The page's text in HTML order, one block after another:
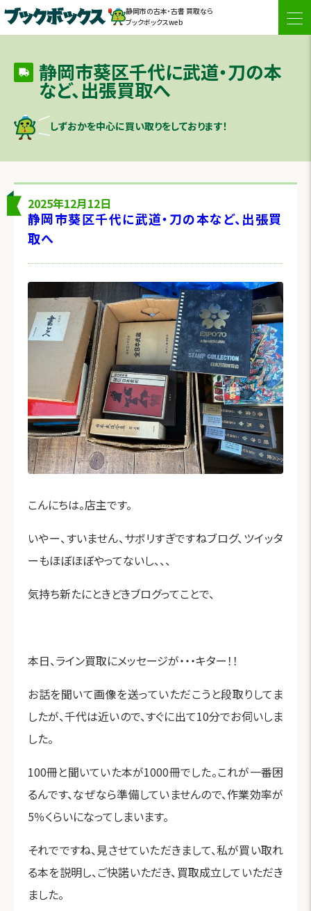
静岡市の古本・古書 買取なら
ブックボックスweb
静岡市葵区千代に武道・刀の本
など、出張買取へ
しずおかを中心に買い取りをしております！
2025年12月12日
静岡市葵区千代に武道・刀の本など、出張買
取へ
こんにちは。店主です。
いやー、すいません、サボリすぎですねブログ、ツイッタ
ーもほぼほぼやってないし、、、
気持ち新たにときどきブログってことで、
本日、ライン買取にメッセージが・・・キター！！
お話を聞いて画像を送っていただこうと段取りしてま
したが、千代は近いので、すぐに出て10分でお伺いしま
した。
100冊と聞いていた本が1000冊でした。これが一番困
るんです、なぜなら準備していませんので、作業効率が
5％くらいになってしまいます。
それでですね、見させていただきまして、私が買い取れ
る本を説明し、ご快諾いただき、買取成立していただき
ました。